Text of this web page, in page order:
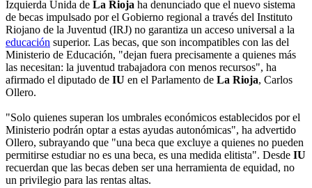
Izquierda Unida de La Rioja ha denunciado que el nuevo sistema
de becas impulsado por el Gobierno regional a través del Instituto
Riojano de la Juventud (IRJ) no garantiza un acceso universal a la
educación superior. Las becas, que son incompatibles con las del
Ministerio de Educación, "dejan fuera precisamente a quienes más
las necesitan: la juventud trabajadora con menos recursos", ha
afirmado el diputado de IU en el Parlamento de La Rioja, Carlos
Ollero.
"Solo quienes superan los umbrales económicos establecidos por el
Ministerio podrán optar a estas ayudas autonómicas", ha advertido
Ollero, subrayando que "una beca que excluye a quienes no pueden
permitirse estudiar no es una beca, es una medida elitista". Desde IU
recuerdan que las becas deben ser una herramienta de equidad, no
un privilegio para las rentas altas.